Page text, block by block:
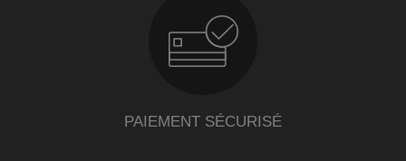
PAIEMENT SÉCURISÉ